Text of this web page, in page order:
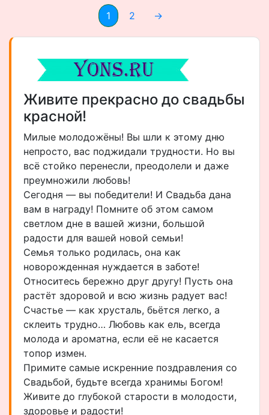
1 2 →
Живите прекрасно до свадьбы
красной!
Милые молодожёны! Вы шли к этому дню
непросто, вас поджидали трудности. Но вы
всё стойко перенесли, преодолели и даже
преумножили любовь!
Сегодня — вы победители! И Свадьба дана
вам в награду! Помните об этом самом
светлом дне в вашей жизни, большой
радости для вашей новой семьи!
Семья только родилась, она как
новорожденная нуждается в заботе!
Относитесь бережно друг другу! Пусть она
растёт здоровой и всю жизнь радует вас!
Счастье — как хрусталь, бьётся легко, а
склеить трудно… Любовь как ель, всегда
молода и ароматна, если её не касается
топор измен.
Примите самые искренние поздравления со
Свадьбой, будьте всегда хранимы Богом!
Живите до глубокой старости в молодости,
здоровье и радости!